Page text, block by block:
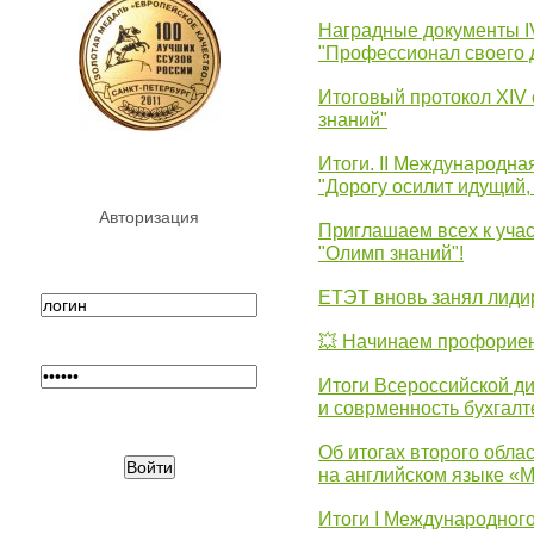
Авторизация
Наградные документы
"Профессионал своего
Итоговый протокол
знаний"
Итоги. II
"Дорогу осилит
Приглашаем всех к
"Олимп знаний"!
ЕТЭТ вновь занял
💥 Начинаем
Итоги Всероссийской
и соврменность
Об итогах второго
на английском языке
Итоги I